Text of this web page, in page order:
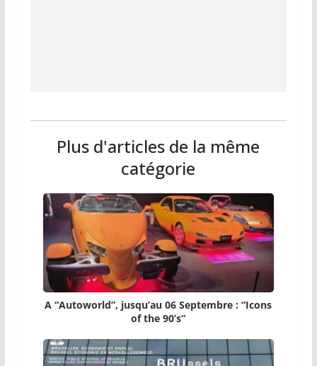
Plus d'articles de la même
catégorie
A “Autoworld”, jusqu’au 06 Septembre : “Icons
of the 90’s”